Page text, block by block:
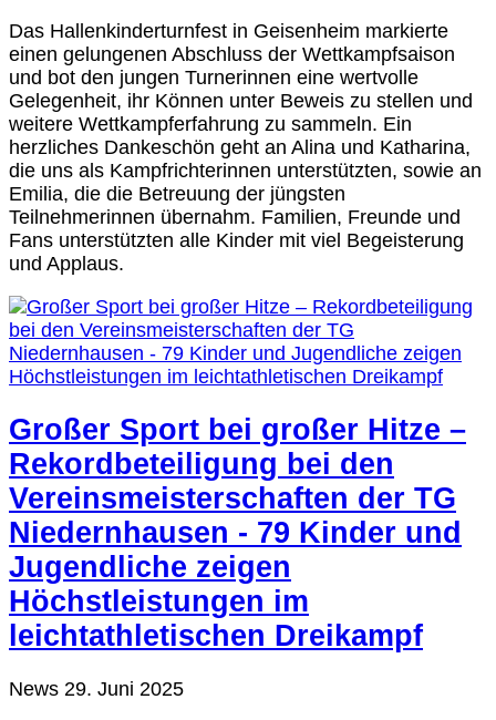
Das Hallenkinderturnfest in Geisenheim markierte
einen gelungenen Abschluss der Wettkampfsaison
und bot den jungen Turnerinnen eine wertvolle
Gelegenheit, ihr Können unter Beweis zu stellen und
weitere Wettkampferfahrung zu sammeln. Ein
herzliches Dankeschön geht an Alina und Katharina,
die uns als Kampfrichterinnen unterstützten, sowie an
Emilia, die die Betreuung der jüngsten
Teilnehmerinnen übernahm. Familien, Freunde und
Fans unterstützten alle Kinder mit viel Begeisterung
und Applaus.
Großer Sport bei großer Hitze –
Rekordbeteiligung bei den
Vereinsmeisterschaften der TG
Niedernhausen - 79 Kinder und
Jugendliche zeigen
Höchstleistungen im
leichtathletischen Dreikampf
News 29. Juni 2025